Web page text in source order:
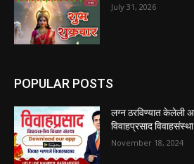
July 31, 2026
POPULAR POSTS
लग्न ठरविण्यात केलेली
विवाहप्रसाद विवाहसंस्था
November 18, 2024